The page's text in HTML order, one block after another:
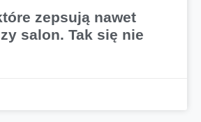
zepsują nawet
salon. Tak się nie